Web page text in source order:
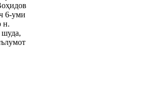
6-уми
н.
шуда,